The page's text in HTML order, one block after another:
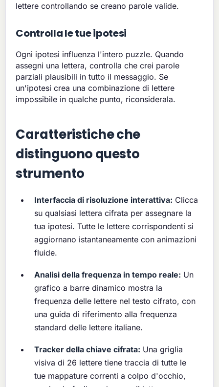
lettere controllando se creano parole valide.
Controlla le tue ipotesi
Ogni ipotesi influenza l'intero puzzle. Quando
assegni una lettera, controlla che crei parole
parziali plausibili in tutto il messaggio. Se
un'ipotesi crea una combinazione di lettere
impossibile in qualche punto, riconsiderala.
Caratteristiche che
distinguono questo
strumento
Interfaccia di risoluzione interattiva: Clicca
su qualsiasi lettera cifrata per assegnare la
tua ipotesi. Tutte le lettere corrispondenti si
aggiornano istantaneamente con animazioni
fluide.
Analisi della frequenza in tempo reale: Un
grafico a barre dinamico mostra la
frequenza delle lettere nel testo cifrato, con
una guida di riferimento alla frequenza
standard delle lettere italiane.
Tracker della chiave cifrata: Una griglia
visiva di 26 lettere tiene traccia di tutte le
tue mappature correnti a colpo d'occhio,